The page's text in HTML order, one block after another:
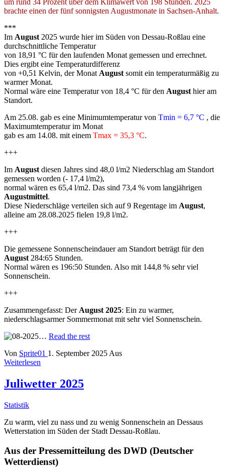
um rund 34 Prozent über dem Klimawert von 198 Stunden. 2025
brachte einen der fünf sonnigsten Augustmonate in Sachsen-Anhalt.
***
Im August 2025 wurde hier im Süden von Dessau-Roßlau eine
durchschnittliche Temperatur
von 18,91 °C für den laufenden Monat gemessen und errechnet.
Dies ergibt eine Temperaturdifferenz
von +0,51 Kelvin, der Monat August somit ein temperaturmäßig zu
warmer Monat.
Normal wäre eine Temperatur von 18,4 °C für den August hier am
Standort.
Am 25.08. gab es eine Minimumtemperatur von Tmin = 6,7 °C , die
Maximumtemperatur im Monat
gab es am 14.08. mit einem Tmax = 35,3 °C.
+++
Im August diesen Jahres sind 48,0 l/m2 Niederschlag am Standort
gemessen worden (- 17,4 l/m2),
normal wären es 65,4 l/m2. Das sind 73,4 % vom langjährigen
Augustmittel.
Diese Niederschläge verteilen sich auf 9 Regentage im August,
alleine am 28.08.2025 fielen 19,8 l/m2.
+++
Die gemessene Sonnenscheindauer am Standort beträgt für den
August 284:65 Stunden.
Normal wären es 196:50 Stunden. Also mit 144,8 % sehr viel
Sonnenschein.
+++
Zusammengefasst: Der August 2025: Ein zu warmer,
niederschlagsarmer Sommermonat mit sehr viel Sonnenschein.
… Read the rest
Von Sprite01 1. September 2025 Aus
Weiterlesen
Juliwetter 2025
Statistik
Zu warm, viel zu nass und zu wenig Sonnenschein an Dessaus
Wetterstation im Süden der Stadt Dessau-Roßlau.
Aus der Pressemitteilung des DWD (Deutscher
Wetterdienst)